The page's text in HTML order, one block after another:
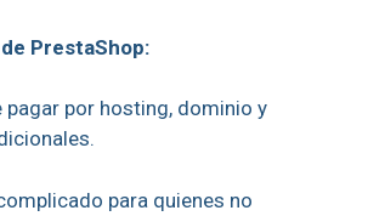
PrestaShop:
pagar por hosting, dominio y
para quienes no